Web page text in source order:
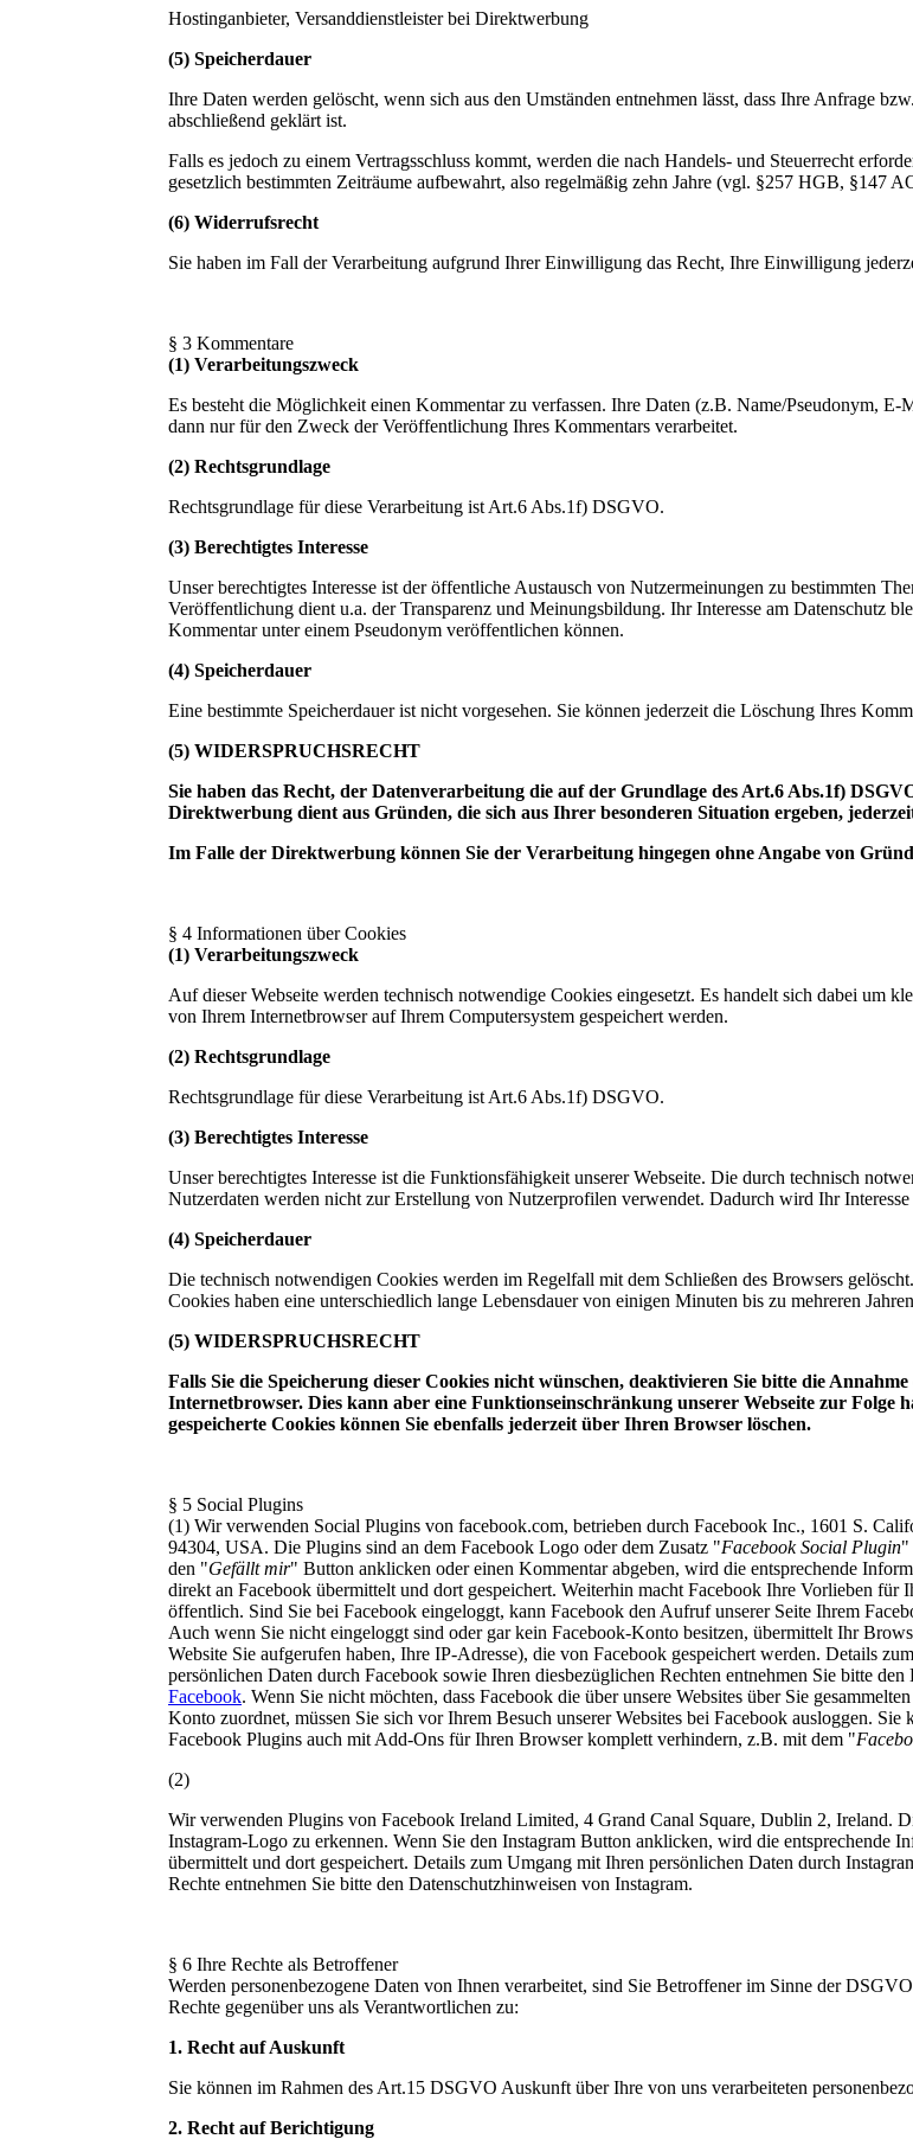
Hostinganbieter, Versanddienstleister bei Direktwerbung
(5) Speicherdauer
Ihre Daten werden gelöscht, wenn sich aus den Umständen entnehmen lässt, dass Ihre Anfrage
abschließend geklärt ist.
Falls es jedoch zu einem Vertragsschluss kommt, werden die nach Handels- und Steuerrecht
gesetzlich bestimmten Zeiträume aufbewahrt, also regelmäßig zehn Jahre (vgl. §257 HGB, §147
(6) Widerrufsrecht
Sie haben im Fall der Verarbeitung aufgrund Ihrer Einwilligung das Recht, Ihre Einwilligung
§ 3 Kommentare
(1) Verarbeitungszweck
Es besteht die Möglichkeit einen Kommentar zu verfassen. Ihre Daten (z.B. Name/Pseudonym, E-
dann nur für den Zweck der Veröffentlichung Ihres Kommentars verarbeitet.
(2) Rechtsgrundlage
Rechtsgrundlage für diese Verarbeitung ist Art.6 Abs.1f) DSGVO.
(3) Berechtigtes Interesse
Unser berechtigtes Interesse ist der öffentliche Austausch von Nutzermeinungen zu bestimmten
Veröffentlichung dient u.a. der Transparenz und Meinungsbildung. Ihr Interesse am Datenschutz
Kommentar unter einem Pseudonym veröffentlichen können.
(4) Speicherdauer
Eine bestimmte Speicherdauer ist nicht vorgesehen. Sie können jederzeit die Löschung Ihres
(5) WIDERSPRUCHSRECHT
Sie haben das Recht, der Datenverarbeitung die auf der Grundlage des Art.6 Abs.1f)
Direktwerbung dient aus Gründen, die sich aus Ihrer besonderen Situation ergeben,
Im Falle der Direktwerbung können Sie der Verarbeitung hingegen ohne Angabe von
§ 4 Informationen über Cookies
(1) Verarbeitungszweck
Auf dieser Webseite werden technisch notwendige Cookies eingesetzt. Es handelt sich dabei um
von Ihrem Internetbrowser auf Ihrem Computersystem gespeichert werden.
(2) Rechtsgrundlage
Rechtsgrundlage für diese Verarbeitung ist Art.6 Abs.1f) DSGVO.
(3) Berechtigtes Interesse
Unser berechtigtes Interesse ist die Funktionsfähigkeit unserer Webseite. Die durch technisch
Nutzerdaten werden nicht zur Erstellung von Nutzerprofilen verwendet. Dadurch wird Ihr Interesse
(4) Speicherdauer
Die technisch notwendigen Cookies werden im Regelfall mit dem Schließen des Browsers
Cookies haben eine unterschiedlich lange Lebensdauer von einigen Minuten bis zu mehreren
(5) WIDERSPRUCHSRECHT
Falls Sie die Speicherung dieser Cookies nicht wünschen, deaktivieren Sie bitte die
Internetbrowser. Dies kann aber eine Funktionseinschränkung unserer Webseite zur Folge
gespeicherte Cookies können Sie ebenfalls jederzeit über Ihren Browser löschen.
§ 5 Social Plugins
(1) Wir verwenden Social Plugins von facebook.com, betrieben durch Facebook Inc., 1601 S.
94304, USA. Die Plugins sind an dem Facebook Logo oder dem Zusatz "Facebook Social Plugin"
den "Gefällt mir" Button anklicken oder einen Kommentar abgeben, wird die entsprechende
direkt an Facebook übermittelt und dort gespeichert. Weiterhin macht Facebook Ihre Vorlieben für
öffentlich. Sind Sie bei Facebook eingeloggt, kann Facebook den Aufruf unserer Seite Ihrem
Auch wenn Sie nicht eingeloggt sind oder gar kein Facebook-Konto besitzen, übermittelt Ihr
Website Sie aufgerufen haben, Ihre IP-Adresse), die von Facebook gespeichert werden. Details
persönlichen Daten durch Facebook sowie Ihren diesbezüglichen Rechten entnehmen Sie bitte
Facebook. Wenn Sie nicht möchten, dass Facebook die über unsere Websites über Sie
Konto zuordnet, müssen Sie sich vor Ihrem Besuch unserer Websites bei Facebook ausloggen. Sie
Facebook Plugins auch mit Add-Ons für Ihren Browser komplett verhindern, z.B. mit dem "
(2)
Wir verwenden Plugins von Facebook Ireland Limited, 4 Grand Canal Square, Dublin 2, Ireland.
Instagram-Logo zu erkennen. Wenn Sie den Instagram Button anklicken, wird die entsprechende
übermittelt und dort gespeichert. Details zum Umgang mit Ihren persönlichen Daten durch
Rechte entnehmen Sie bitte den Datenschutzhinweisen von Instagram.
§ 6 Ihre Rechte als Betroffener
Werden personenbezogene Daten von Ihnen verarbeitet, sind Sie Betroffener im Sinne der
Rechte gegenüber uns als Verantwortlichen zu:
1. Recht auf Auskunft
Sie können im Rahmen des Art.15 DSGVO Auskunft über Ihre von uns verarbeiteten
2. Recht auf Berichtigung